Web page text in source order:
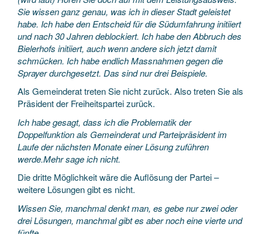
Sie wissen ganz genau, was ich in dieser Stadt geleistet
habe. Ich habe den Entscheid für die Südumfahrung initiiert
und nach 30 Jahren deblockiert. Ich habe den Abbruch des
Bielerhofs initiiert, auch wenn andere sich jetzt damit
schmücken. Ich habe endlich Massnahmen gegen die
Sprayer durchgesetzt. Das sind nur drei Beispiele.
Als Gemeinderat treten Sie nicht zurück. Also treten Sie als
Präsident der Freiheitspartei zurück.
Ich habe gesagt, dass ich die Problematik der
Doppelfunktion als Gemeinderat und Parteipräsident im
Laufe der nächsten Monate einer Lösung zuführen
werde.Mehr sage ich nicht.
Die dritte Möglichkeit wäre die Auflösung der Partei –
weitere Lösungen gibt es nicht.
Wissen Sie, manchmal denkt man, es gebe nur zwei oder
drei Lösungen, manchmal gibt es aber noch eine vierte und